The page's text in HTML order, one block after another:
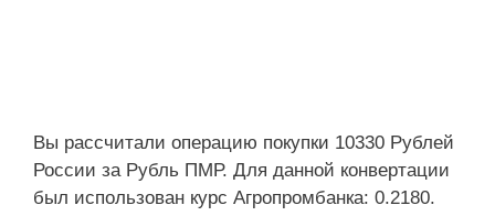
Вы рассчитали операцию покупки 10330 Рублей
России за Рубль ПМР. Для данной конвертации
был использован курс Агропромбанка: 0.2180.